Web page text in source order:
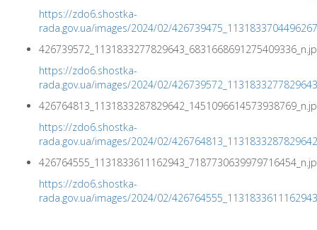
https://zdo6.shostka-
rada.gov.ua/images/2024/02/
https://zdo6.shostka-
rada.gov.ua/images/2024/02/
https://zdo6.shostka-
rada.gov.ua/images/2024/02/
https://zdo6.shostka-
rada.gov.ua/images/2024/02/